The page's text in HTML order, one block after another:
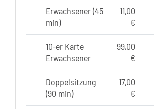
Erwachsener (45
min)
11,00
€
10-er Karte
Erwachsener
99,00
€
Doppelsitzung
(90 min)
17,00
€